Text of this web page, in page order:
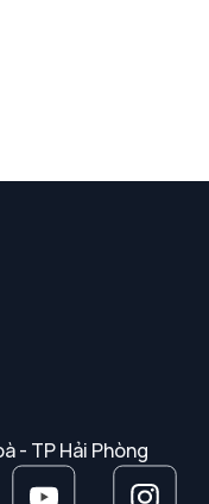
- TP Hải Phòng